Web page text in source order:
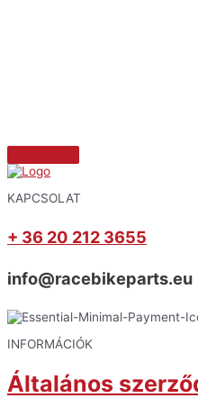
KAPCSOLAT
+ 36 20 212 3655
info@racebikeparts.eu
INFORMÁCIÓK
Általános